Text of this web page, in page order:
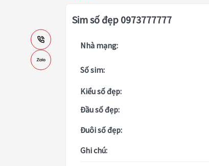
Sim số đẹp 0973777777
Nhà mạng:
Số sim:
Kiểu số đẹp:
Đầu số đẹp:
Đuôi số đẹp:
Ghi chú: